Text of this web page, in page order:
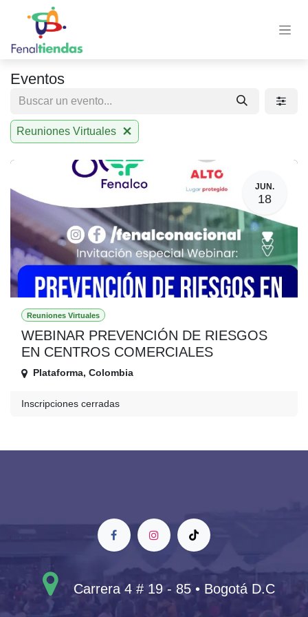
Ir al contenido
Eventos
Reuniones Virtuales
JUN.
18
Reuniones Virtuales
WEBINAR PREVENCIÓN DE RIESGOS
EN CENTROS COMERCIALES
Plataforma, Colombia
Inscripciones cerradas
Carrera 4 # 19 - 85 • Bogotá D.C